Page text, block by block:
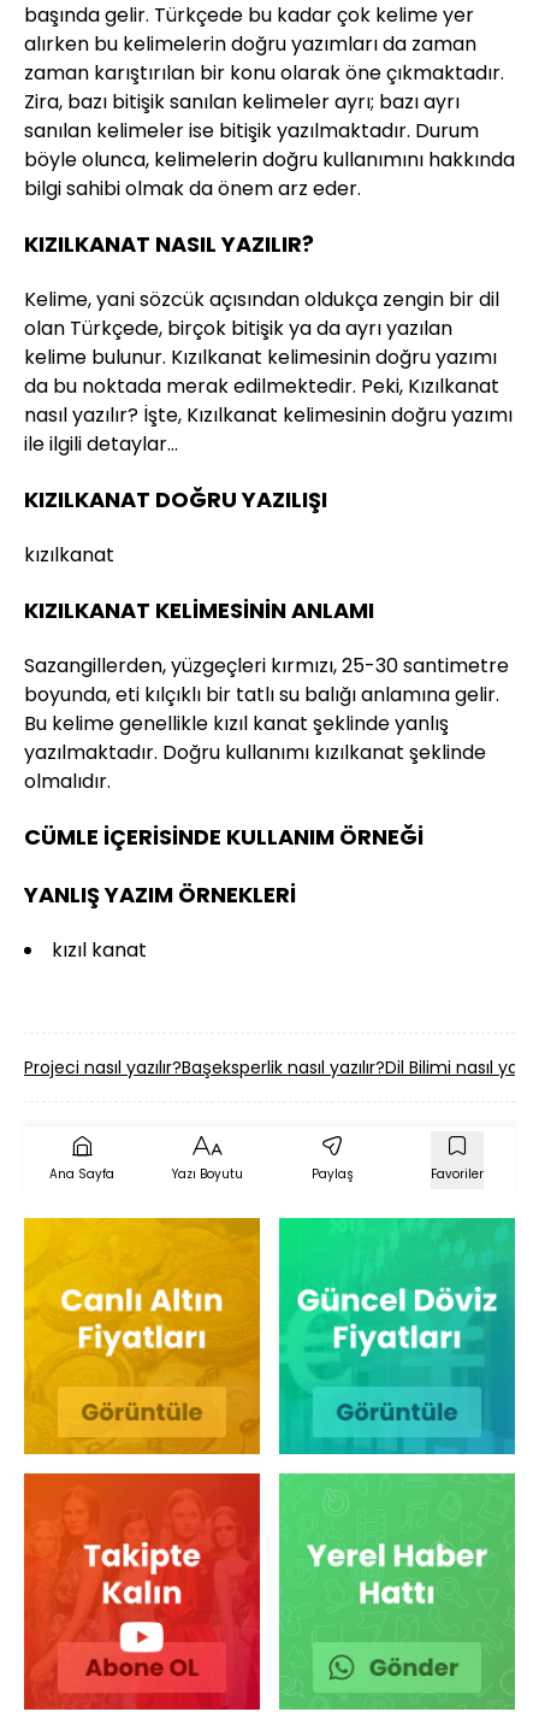
başında gelir. Türkçede bu kadar çok kelime yer
alırken bu kelimelerin doğru yazımları da zaman
zaman karıştırılan bir konu olarak öne çıkmaktadır.
Zira, bazı bitişik sanılan kelimeler ayrı; bazı ayrı
sanılan kelimeler ise bitişik yazılmaktadır. Durum
böyle olunca, kelimelerin doğru kullanımını hakkında
bilgi sahibi olmak da önem arz eder.
KIZILKANAT NASIL YAZILIR?
Kelime, yani sözcük açısından oldukça zengin bir dil
olan Türkçede, birçok bitişik ya da ayrı yazılan
kelime bulunur. Kızılkanat kelimesinin doğru yazımı
da bu noktada merak edilmektedir. Peki, Kızılkanat
nasıl yazılır? İşte, Kızılkanat kelimesinin doğru yazımı
ile ilgili detaylar…
KIZILKANAT DOĞRU YAZILIŞI
kızılkanat
KIZILKANAT KELİMESİNİN ANLAMI
Sazangillerden, yüzgeçleri kırmızı, 25-30 santimetre
boyunda, eti kılçıklı bir tatlı su balığı anlamına gelir.
Bu kelime genellikle kızıl kanat şeklinde yanlış
yazılmaktadır. Doğru kullanımı kızılkanat şeklinde
olmalıdır.
CÜMLE İÇERİSİNDE KULLANIM ÖRNEĞİ
YANLIŞ YAZIM ÖRNEKLERİ
kızıl kanat
Projeci nasıl yazılır?Başeksperlik nasıl yazılır?Dil Bilimi nasıl
Ana Sayfa Yazı Boyutu Paylaş Favoriler